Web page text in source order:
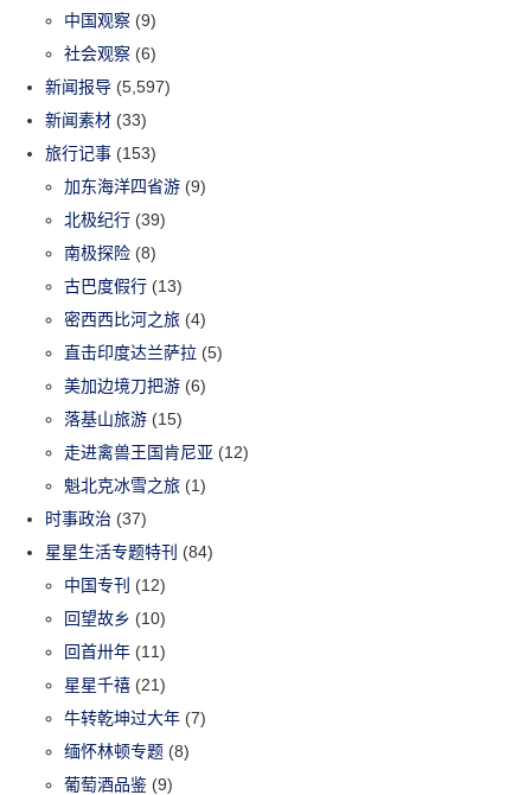
中国观察 (9)
社会观察 (6)
新闻报导 (5,597)
新闻素材 (33)
旅行记事 (153)
加东海洋四省游 (9)
北极纪行 (39)
南极探险 (8)
古巴度假行 (13)
密西西比河之旅 (4)
直击印度达兰萨拉 (5)
美加边境刀把游 (6)
落基山旅游 (15)
走进禽兽王国肯尼亚 (12)
魁北克冰雪之旅 (1)
时事政治 (37)
星星生活专题特刊 (84)
中国专刊 (12)
回望故乡 (10)
回首卅年 (11)
星星千禧 (21)
牛转乾坤过大年 (7)
缅怀林顿专题 (8)
葡萄酒品鉴 (9)